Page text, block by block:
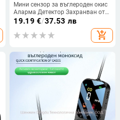
Мини сензор за въглероден окис
Аларма Детектор Захранван от
батерия с LED цифров дисплей
Подходящо за домашна кухня
19.19 €/37.53 лв
add_shopping_cart